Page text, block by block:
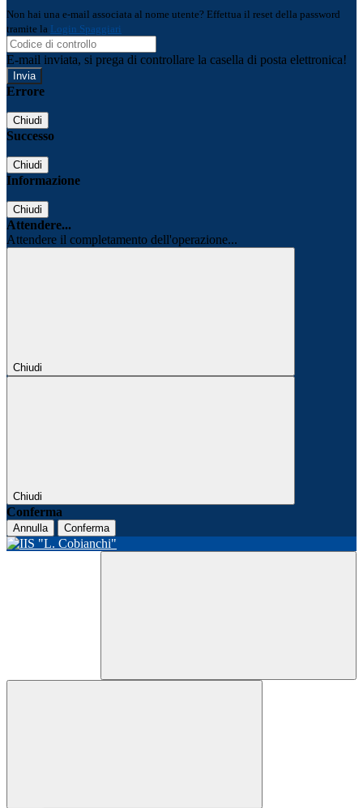
Non hai una e-mail associata al nome utente? Effettua il reset della password
tramite la Login Spaggiari
E-mail inviata, si prega di controllare la casella di posta elettronica!
Errore
Chiudi
Successo
Chiudi
Informazione
Chiudi
Attendere...
Attendere il completamento dell'operazione...
Chiudi
Chiudi
Conferma
Annulla Conferma